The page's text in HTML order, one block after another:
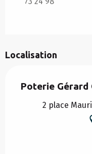
Localisation
Poterie Gérard
2 place